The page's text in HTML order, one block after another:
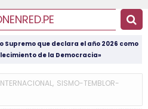
Supremo que declara el año 2026 como
de la Democracia»
, SISMO-TEMBLOR-